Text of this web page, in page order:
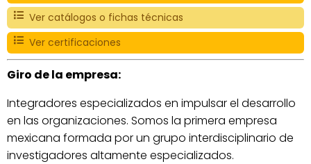
Ver catálogos o fichas técnicas
Ver certificaciones
Giro de la empresa:
Integradores especializados en impulsar el desarrollo
en las organizaciones. Somos la primera empresa
mexicana formada por un grupo interdisciplinario de
investigadores altamente especializados.